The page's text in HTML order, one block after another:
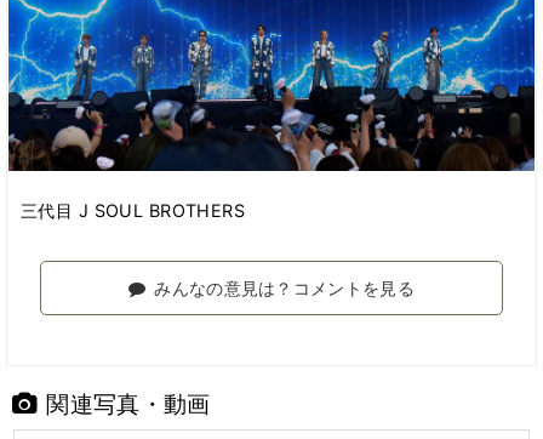
三代目 J SOUL BROTHERS
みんなの意見は？コメントを見る
関連写真・動画